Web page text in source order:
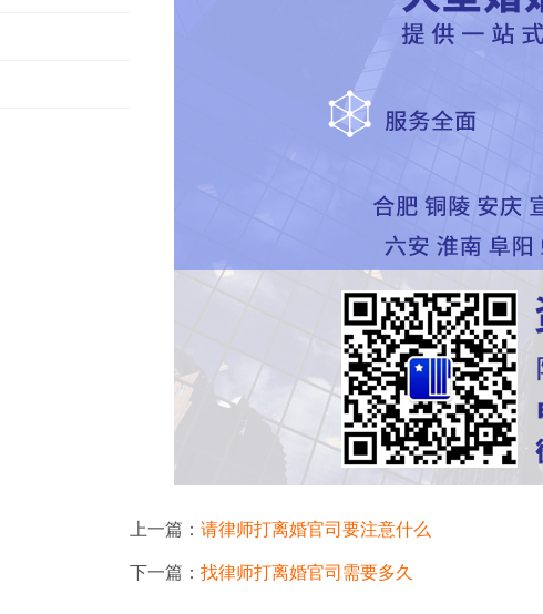
上一篇： 请律师打离婚官司要注意什么
下一篇： 找律师打离婚官司需要多久